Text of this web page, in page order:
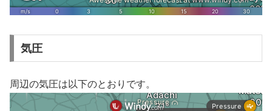
気圧
周辺の気圧は以下のとおりです。